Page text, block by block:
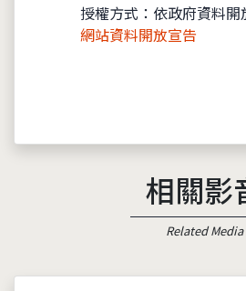
授權方式：依政府資料
網站資料開放宣告
相關影
Related Media